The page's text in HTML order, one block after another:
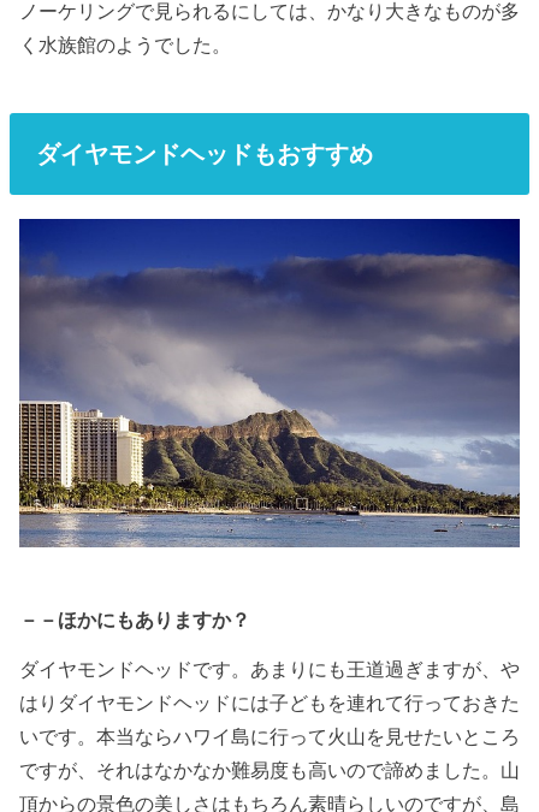
ノーケリングで見られるにしては、かなり大きなものが多
く水族館のようでした。
ダイヤモンドヘッドもおすすめ
－－ほかにもありますか？
ダイヤモンドヘッドです。あまりにも王道過ぎますが、や
はりダイヤモンドヘッドには子どもを連れて行っておきた
いです。本当ならハワイ島に行って火山を見せたいところ
ですが、それはなかなか難易度も高いので諦めました。山
頂からの景色の美しさはもちろん素晴らしいのですが、島